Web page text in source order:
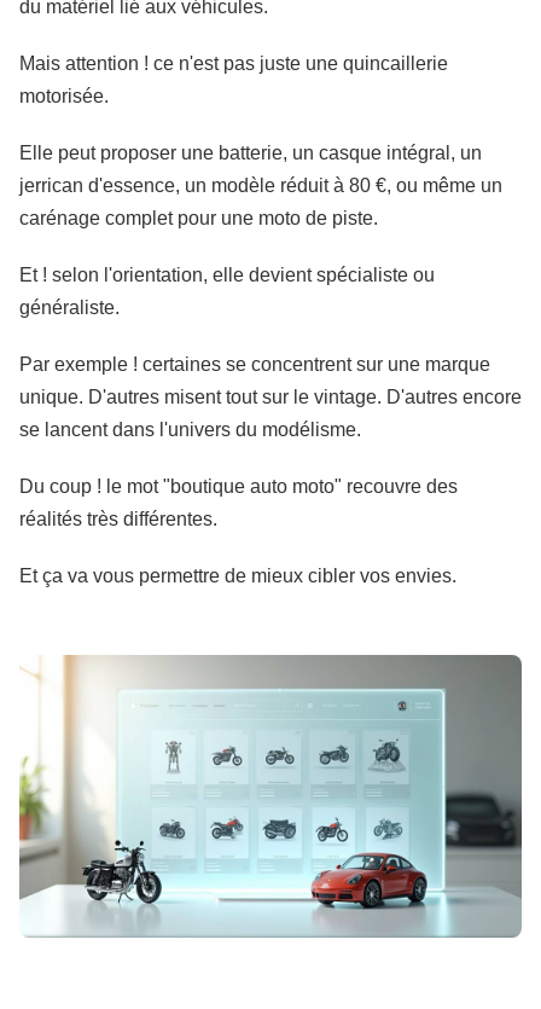
du matériel lié aux véhicules.
Mais attention ! ce n'est pas juste une quincaillerie
motorisée.
Elle peut proposer une batterie, un casque intégral, un
jerrican d'essence, un modèle réduit à 80 €, ou même un
carénage complet pour une moto de piste.
Et ! selon l'orientation, elle devient spécialiste ou
généraliste.
Par exemple ! certaines se concentrent sur une marque
unique. D'autres misent tout sur le vintage. D'autres encore
se lancent dans l'univers du modélisme.
Du coup ! le mot "boutique auto moto" recouvre des
réalités très différentes.
Et ça va vous permettre de mieux cibler vos envies.